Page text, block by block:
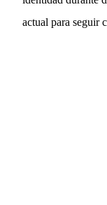
actual para seguir